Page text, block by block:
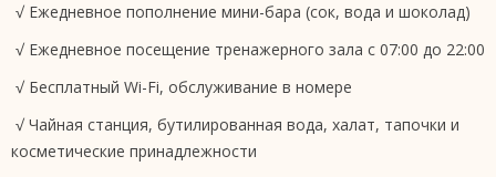
√ Ежедневное пополнение мини-бара (сок, вода и шоколад)
√ Ежедневное посещение тренажерного зала с 07:00 до 22:00
√ Бесплатный Wi-Fi, обслуживание в номере
√ Чайная станция, бутилированная вода, халат, тапочки и
косметические принадлежности